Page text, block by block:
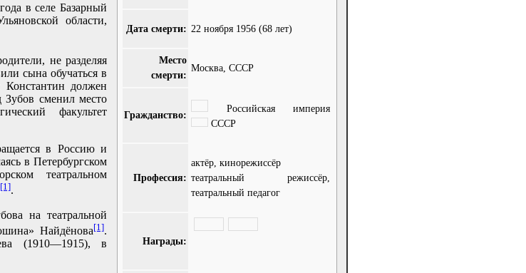
Дата смерти: 22 ноября 1956 (68 лет)
Место
смерти:
Москва, СССР
Гражданство:
Российская империя
СССР
Профессия:
актёр, кинорежиссёр
театральный режиссёр,
театральный педагог
Награды:
в селе Базарный
области,
не разделяя
сына обучаться в
должен
сменил место
факультет
в Россию и
в Петербургском
театральном
[1].
на театральной
Найдёнова[1].
(1910—1915), в